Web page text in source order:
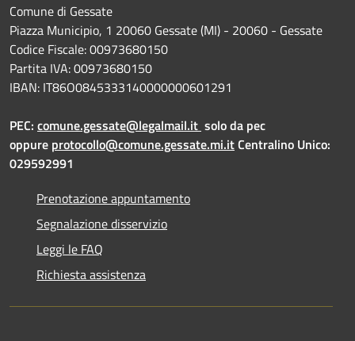
Comune di Gessate
Piazza Municipio, 1 20060 Gessate (MI) - 20060 - Gessate
Codice Fiscale: 00973680150
Partita IVA: 00973680150
IBAN: IT86O0845333140000000601291
PEC: comune.gessate@legalmail.it solo da pec
oppure protocollo@comune.gessate.mi.itCentralino Unico:
029592991
Prenotazione appuntamento
Segnalazione disservizio
Leggi le FAQ
Richiesta assistenza